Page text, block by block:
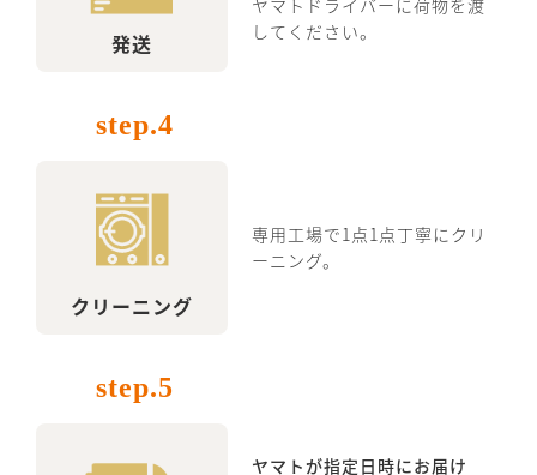
発送
ヤマトドライバーに荷物を渡
してください。
step.4
クリーニング
専用工場で1点1点丁寧にクリ
ーニング。
step.5
ヤマトが指定日時にお届け